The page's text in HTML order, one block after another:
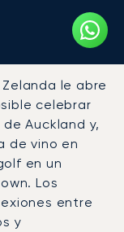
en
le abre
celebrar
Auckland y,
de vino en
en un
Los
entre
y